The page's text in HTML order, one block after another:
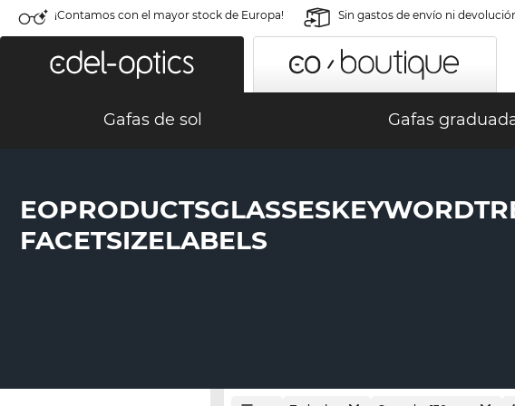
¡Contamos con el mayor stock de Europa! Sin gastos de envío ni
Gafas de sol Gafas
FACETSIZELABELS